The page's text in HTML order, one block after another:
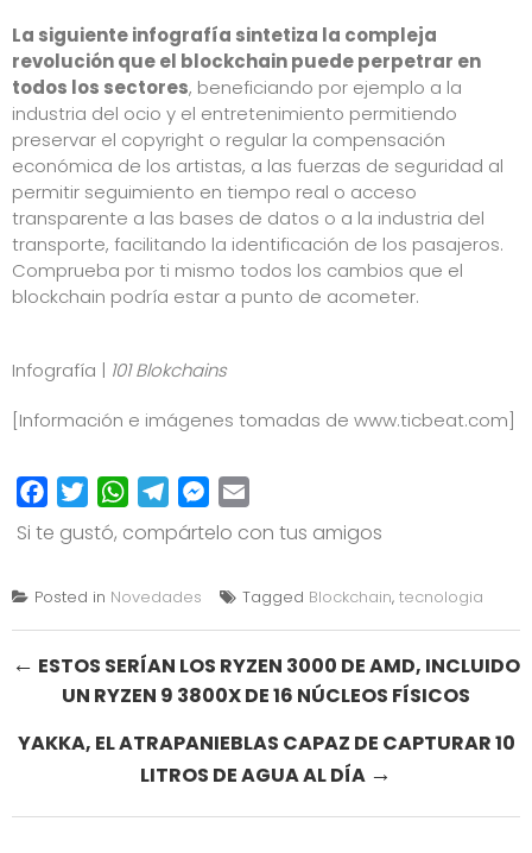
La siguiente infografía sintetiza la compleja
revolución que el blockchain puede perpetrar en
todos los sectores, beneficiando por ejemplo a la
industria del ocio y el entretenimiento permitiendo
preservar el copyright o regular la compensación
económica de los artistas, a las fuerzas de seguridad al
permitir seguimiento en tiempo real o acceso
transparente a las bases de datos o a la industria del
transporte, facilitando la identificación de los pasajeros.
Comprueba por ti mismo todos los cambios que el
blockchain podría estar a punto de acometer.
Infografía | 101 Blokchains
[Información e imágenes tomadas de www.ticbeat.com]
FacebookTwitterWhatsApp
TelegramMessenger
Si te gustó, compártelo con tus amigos
Posted in Novedades Tagged Blockchain, tecnologia
Post
navigation
← ESTOS SERÍAN LOS RYZEN 3000 DE AMD, INCLUIDO
UN RYZEN 9 3800X DE 16 NÚCLEOS FÍSICOS
YAKKA, EL ATRAPANIEBLAS CAPAZ DE CAPTURAR 10
LITROS DE AGUA AL DÍA →